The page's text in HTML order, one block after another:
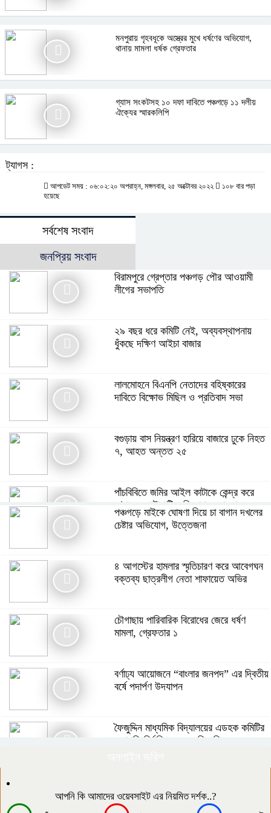
মনপুরায় গৃহবধূকে অস্ত্রের মুখে ধর্ষণের অভিযোগ,
থানায় মামলা ধর্ষক গ্রেফতার
গ্যাস সংকটসহ ১০ দফা দাবিতে পঞ্চগড়ে ১১ দলীয়
ঐক্যের স্মারকলিপি
ট্যাগস :
আপডেট সময় : ০৬:০২:২০ অপরাহ্ন, মঙ্গলবার, ২৫ অক্টোবর ২০২২
১০৮ বার পড়া
হয়েছে
সর্বশেষ সংবাদ
জনপ্রিয় সংবাদ
বিরামপুরে গ্রেপ্তার পঞ্চগড় পৌর আওয়ামী
লীগের সভাপতি
২৯ বছর ধরে কমিটি নেই, অব্যবস্থাপনায়
ধুঁকছে দক্ষিণ আইচা বাজার
লালমোহনে বিএনপি নেতাদের বহিষ্কারের
দাবিতে বিক্ষোভ মিছিল ও প্রতিবাদ সভা
বগুড়ায় বাস নিয়ন্ত্রণ হারিয়ে বাজারে ঢুকে নিহত
৭, আহত অন্তত ২৫
পাঁচবিবিতে জমির আইল কাটাকে কেন্দ্র করে
দু’পক্ষের পাল্টাপাল্টি অভিযোগ ও মামলা
অভিযোগ, থানায় মামলা ধর্ষক গ্রেফতার
দলীয় ঐক্যের স্মারকলিপি
বর্ষে পদার্পণ উদযাপন
বক্তব্য ছাত্রলীগ নেতা শাফায়েত অভির
পঞ্চগড়ে মাইকে ঘোষণা দিয়ে চা বাগান দখলের
চেষ্টার অভিযোগ, উত্তেজনা
৪ আগস্টের হামলার স্মৃতিচারণ করে আবেগঘন
বক্তব্য ছাত্রলীগ নেতা শাফায়েত অভির
চৌগাছায় পারিবারিক বিরোধের জেরে ধর্ষণ
মামলা, গ্রেফতার ১
বর্ণাঢ্য আয়োজনে “বাংলার জনপদ” এর দ্বিতীয়
বর্ষে পদার্পণ উদযাপন
ফৈজুদ্দিন মাধ্যমিক বিদ্যালয়ের এডহক কমিটির
সভাপতি নির্বাচিত হলেন মতিন কিরন
ভালোবাসায় সিক্ত তিন গুণী শিক্ষক।
আপনি কি আমাদের ওয়েবসাইট এর নিয়মিত দর্শক..?